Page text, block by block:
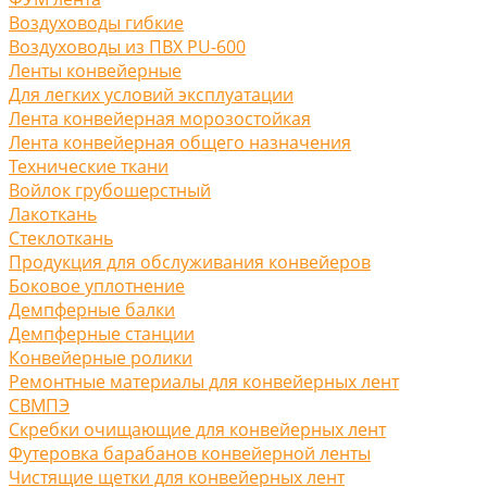
Воздуховоды гибкие
Воздуховоды из ПВХ PU-600
Ленты конвейерные
Для легких условий эксплуатации
Лента конвейерная морозостойкая
Лента конвейерная общего назначения
Технические ткани
Войлок грубошерстный
Лакоткань
Стеклоткань
Продукция для обслуживания конвейеров
Боковое уплотнение
Демпферные балки
Демпферные станции
Конвейерные ролики
Ремонтные материалы для конвейерных лент
СВМПЭ
Скребки очищающие для конвейерных лент
Футеровка барабанов конвейерной ленты
Чистящие щетки для конвейерных лент